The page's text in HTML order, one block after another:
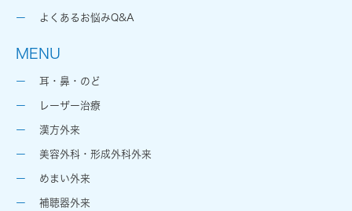
よくあるお悩みQ&A
MENU
耳・鼻・のど
レーザー治療
漢方外来
美容外科・形成外科外来
めまい外来
補聴器外来